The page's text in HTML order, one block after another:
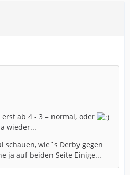
ab 4 - 3 = normal, oder
wieder...
schauen, wie´s Derby gegen
ja auf beiden Seite Einige...